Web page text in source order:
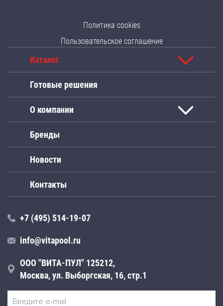
Политика cookies
Пользовательское соглашение
Каталог
Готовые решения
О компании
Бренды
Новости
Контакты
+7 (495) 514-19-07
info@vitapool.ru
ООО "ВИТА-ПУЛ" 125212,
Москва, ул. Выборгская, 16, стр.1